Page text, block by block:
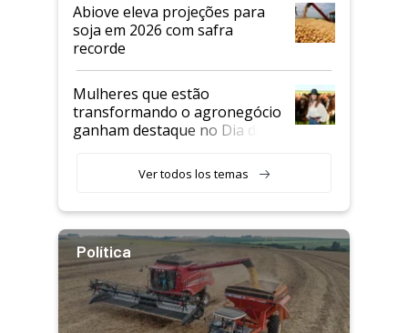
Abiove eleva projeções para
soja em 2026 com safra
recorde
Mulheres que estão
transformando o agronegócio
ganham destaque no Dia do
Ver todos los temas
Política